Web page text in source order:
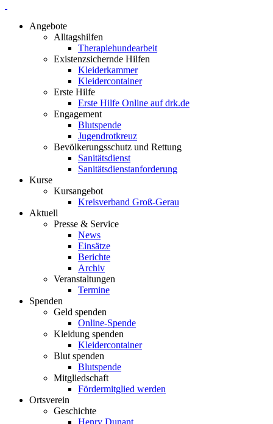
Angebote
Alltagshilfen
Therapiehundearbeit
Existenzsichernde Hilfen
Kleiderkammer
Kleidercontainer
Erste Hilfe
Erste Hilfe Online auf drk.de
Engagement
Blutspende
Jugendrotkreuz
Bevölkerungsschutz und Rettung
Sanitätsdienst
Sanitätsdienstanforderung
Kurse
Kursangebot
Kreisverband Groß-Gerau
Aktuell
Presse & Service
News
Einsätze
Berichte
Archiv
Veranstaltungen
Termine
Spenden
Geld spenden
Online-Spende
Kleidung spenden
Kleidercontainer
Blut spenden
Blutspende
Mitgliedschaft
Fördermitglied werden
Ortsverein
Geschichte
Henry Dunant